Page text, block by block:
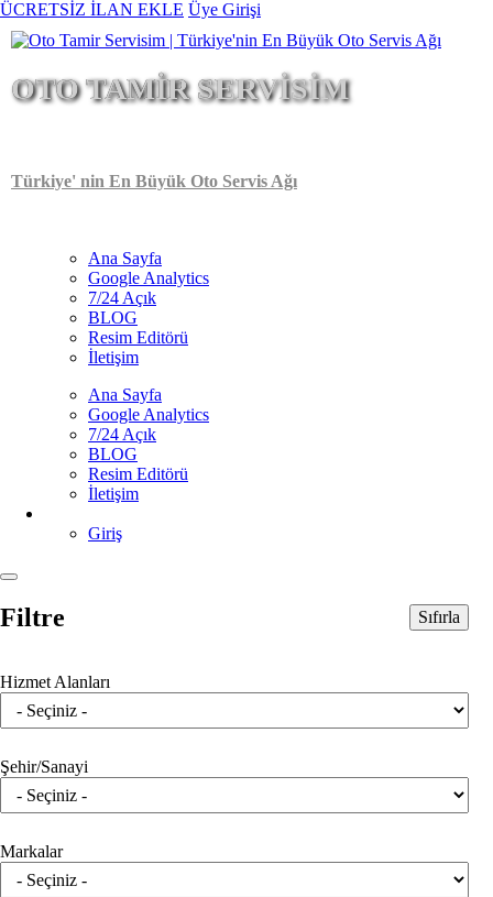
Ana
içeriğe
atla
ÜCRETSİZ İLAN EKLE Üye Girişi
OTO TAMİR SERVİSİM
Türkiye' nin En Büyük Oto Servis Ağı
navigation
Ana Sayfa
Google Analytics
7/24 Açık
BLOG
Resim Editörü
İletişim
Ana Sayfa
Google Analytics
7/24 Açık
BLOG
Resim Editörü
İletişim
Giriş
Filtre Sıfırla
Hizmet Alanları
Şehir/Sanayi
Markalar